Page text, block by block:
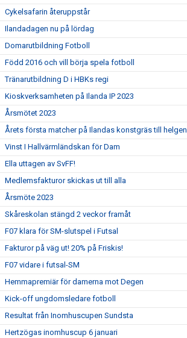
Cykelsafarin återuppstår
Ilandadagen nu på lördag
Domarutbildning Fotboll
Född 2016 och vill börja spela fotboll
Tränarutbildning D i HBKs regi
Kioskverksamheten på Ilanda IP 2023
Årsmötet 2023
Årets första matcher på Ilandas konstgräs till helgen
Vinst I Hallvärmländskan för Dam
Ella uttagen av SvFF!
Medlemsfakturor skickas ut till alla
Årsmöte 2023
Skåreskolan stängd 2 veckor framåt
F07 klara för SM-slutspel i Futsal
Fakturor på väg ut! 20% på Friskis!
F07 vidare i futsal-SM
Hemmapremiär för damerna mot Degen
Kick-off ungdomsledare fotboll
Resultat från Inomhuscupen Sundsta
Hertzögas inomhuscup 6 januari